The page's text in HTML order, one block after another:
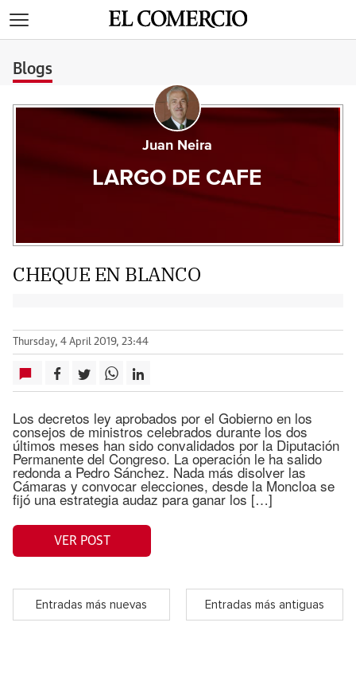
Blogs
Juan Neira
LARGO DE CAFE
CHEQUE EN BLANCO
Thursday, 4 April 2019, 23:44
Los decretos ley aprobados por el Gobierno en los
consejos de ministros celebrados durante los dos
últimos meses han sido convalidados por la Diputación
Permanente del Congreso. La operación le ha salido
redonda a Pedro Sánchez. Nada más disolver las
Cámaras y convocar elecciones, desde la Moncloa se
fijó una estrategia audaz para ganar los […]
VER POST
Entradas más nuevas Entradas más antiguas